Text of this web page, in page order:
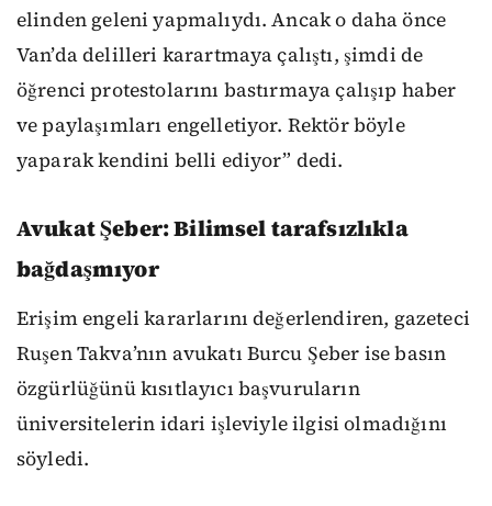
elinden geleni yapmalıydı. Ancak o daha önce
Van’da delilleri karartmaya çalıştı, şimdi de
öğrenci protestolarını bastırmaya çalışıp haber
ve paylaşımları engelletiyor. Rektör böyle
yaparak kendini belli ediyor” dedi.
Avukat Şeber: Bilimsel tarafsızlıkla
bağdaşmıyor
Erişim engeli kararlarını değerlendiren, gazeteci
Ruşen Takva’nın avukatı Burcu Şeber ise basın
özgürlüğünü kısıtlayıcı başvuruların
üniversitelerin idari işleviyle ilgisi olmadığını
söyledi.